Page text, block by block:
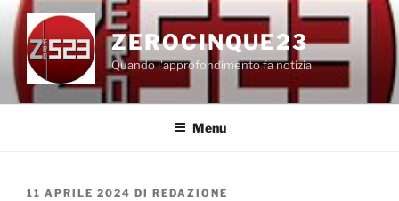
Salta
contenuto
ZEROCINQUE23
Quando l'approfondimento fa notizia
Menu
PUBBLICATO
11 APRILE 2024 DI REDAZIONE